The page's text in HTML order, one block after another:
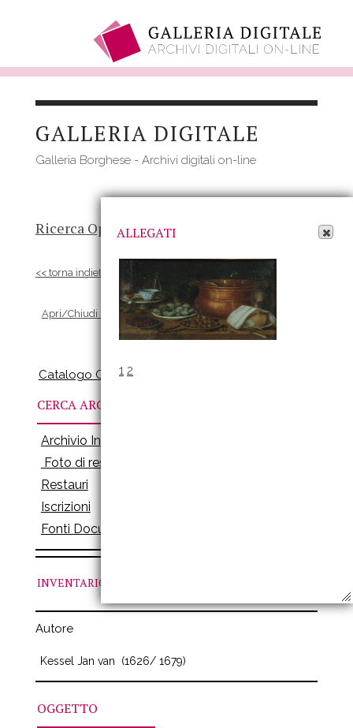
contenutoGALLERIA DIGITALE
Galleria Borghese - Archivi digitali on-line
Ricerca Opere-Risultato
<< torna indietro
Apri/Chiudi scheda Allegati
Catalogo Online
CERCA ARCHIVI
Archivio Inventari
Foto di restauro
Restauri
Iscrizioni
Fonti Documenti
INVENTARIO
Autore
Kessel Jan van (1626/ 1679)
OGGETTO
ALLEGATI
1 2